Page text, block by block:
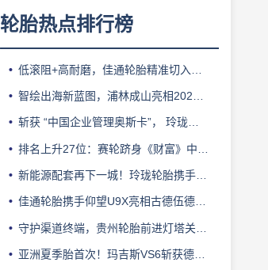
轮胎热点排行榜
低滚阻+高耐磨，佳通轮胎精准切入新能源轻卡赛道
智绘出海新蓝图，浦林成山亮相2026泰中合作博览会
斩获 “中国企业管理奥斯卡”， 玲珑轮胎蝉联 BMC 大奖
排名上升27位：赛轮跻身《财富》中国500强背后的增长逻辑
新能源配套再下一城！玲珑轮胎携手小鹏L03全球上市
佳通轮胎携手仰望U9X亮相古德伍德，以轮胎科技挑战性能边界
守护渠道终端，贵州轮胎前进灯塔关爱基金驰援长春受灾门店
亚洲夏季胎首次！玛吉斯VS6斩获德国TÜV SÜD高阶认证